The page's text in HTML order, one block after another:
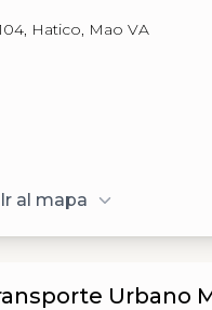
Hatico, Mao VA
Ir al mapa
Urbano